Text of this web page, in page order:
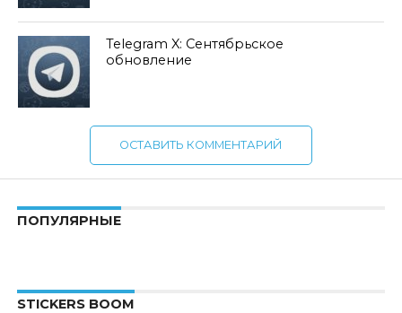
Telegram X: Сентябрьское
обновление
ОСТАВИТЬ КОММЕНТАРИЙ
ПОПУЛЯРНЫЕ
STICKERS BOOM